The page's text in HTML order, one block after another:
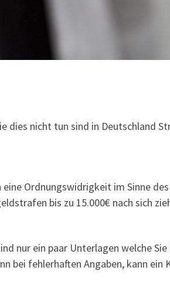
dies nicht tun sind in Deutschland
Ordnungswidrigkeit im Sinne des
bis zu 15.000€ nach sich
nur ein paar Unterlagen welche
bei fehlerhaften Angaben, kann ein